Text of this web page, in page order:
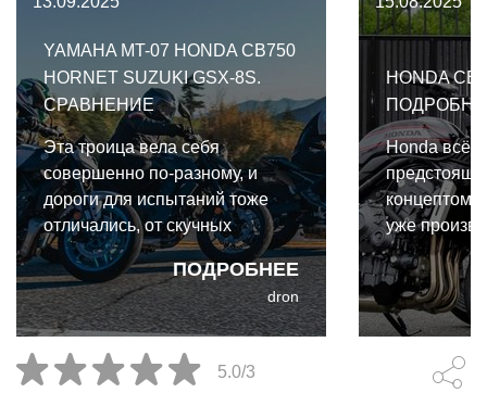
YAMAHA MT-07 HONDA CB750
HORNET SUZUKI GSX-8S.
СРАВНЕНИЕ
ПОДРОБНЕЕ
Эта троица вела себя
совершенно по-разному, и
дороги для испытаний тоже
отличались, от скучных
перегонов по прямой на
трассе и городской суеты до
приятных моментов на
серпантине. Сравнение
Yamaha MT-07 Honda CB750
Hornet Suzuki GSX-8S.
dron
HONDA
Honda всё
концептом,
уже
CB1000F
на гонку
Впрочем,
известно,
5.0/3